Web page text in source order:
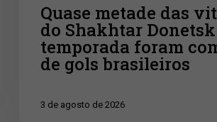
temporada
foram
Quase metade das
do Shakhtar
temporada foram
de gols brasileiros
3 de agosto de 2026